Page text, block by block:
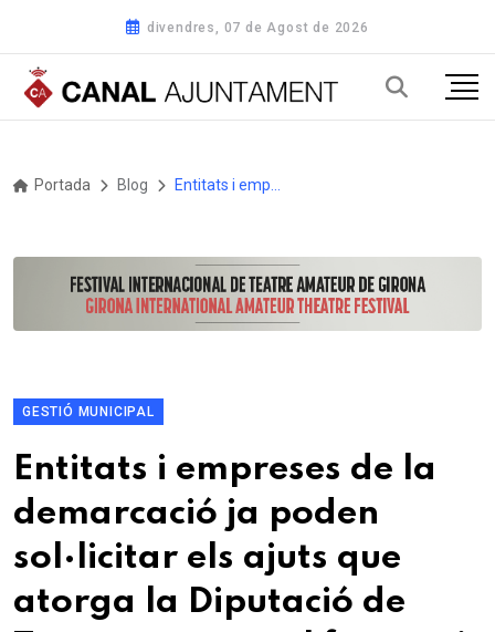
divendres, 07 de Agost de 2026
Portada Blog
GESTIÓ MUNICIPAL
Entitats i empreses de la
demarcació ja poden
sol·licitar els ajuts que
atorga la Diputació de